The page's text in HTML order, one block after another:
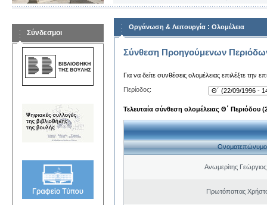
Σύνδεσμοι
Οργάνωση & Λειτουργία : Ολομέλεια
Σύνθεση Προηγούμενων
Για να δείτε συνθέσεις ολομέλειας επιλέξτε την
Περίοδος:
Τελευταία σύνθεση ολομέλειας Θ΄ Περιόδου
Ονοματεπώνυμο
Ανωμερίτης
Πρωτόπαπας